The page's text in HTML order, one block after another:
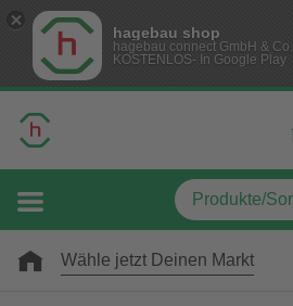
hagebau shop
hagebau connect GmbH &
KOSTENLOS- In Google Play
Wähle jetzt Deinen Markt